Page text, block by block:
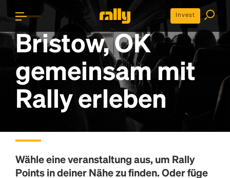
Invest
Bristow, OK
gemeinsam mit
Rally erleben
Wähle eine veranstaltung aus, um Rally
Pointsin deiner Nähe zu finden. Oder füge